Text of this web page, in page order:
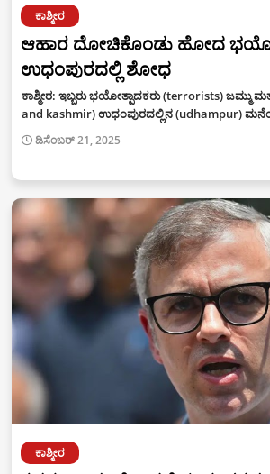
ಕಾಶ್ಮೀರ
ಆಹಾರ ದೋಚಿಕೊಂಡು ಹೋದ
ಉಧಂಪುರದಲ್ಲಿ ಶೋಧ
ಕಾಶ್ಮೀರ: ಇಬ್ಬರು ಭಯೋತ್ಪಾದಕರು (terrorists) ಜಮ್ಮು
and kashmir) ಉಧಂಪುರದಲ್ಲಿನ (udhampur)
ಡಿಸೆಂಬರ್ 21, 2025
ಕಾಶ್ಮೀರ